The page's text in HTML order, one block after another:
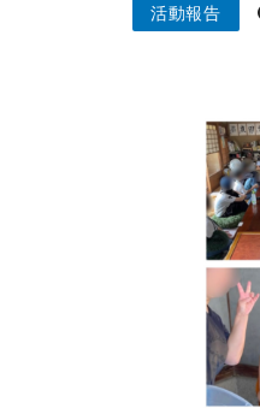
活動報告